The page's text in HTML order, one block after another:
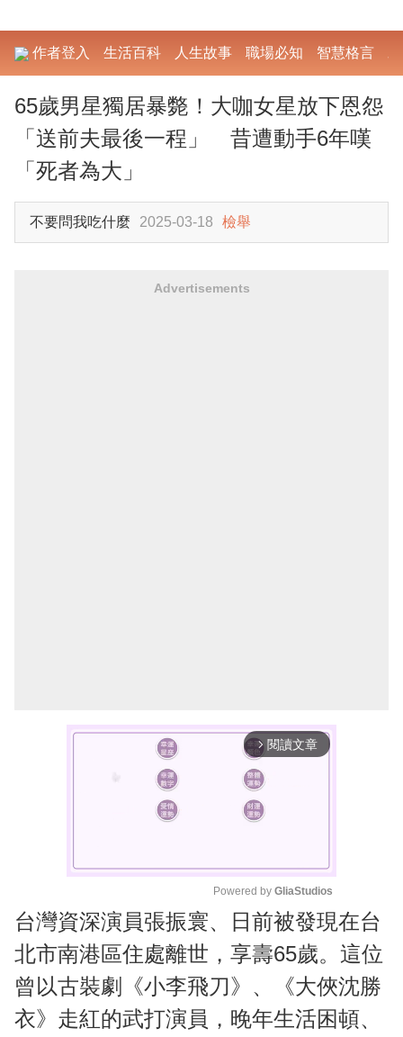
作者登入 生活百科 人生故事 職場必知 智慧格言
65歲男星獨居暴斃！大咖女星放下恩怨
「送前夫最後一程」 昔遭動手6年嘆
「死者為大」
不要問我吃什麼 2025-03-18 檢舉
Advertisements
arrow_forward_ios 閱讀文章
M
u
t
Powered by GliaStudios
台灣資深演員張振寰、日前被發現在台
北市南港區住處離世，享壽65歲。這位
曾以古裝劇《小李飛刀》、《大俠沈勝
衣》走紅的武打演員，晚年生活困頓、